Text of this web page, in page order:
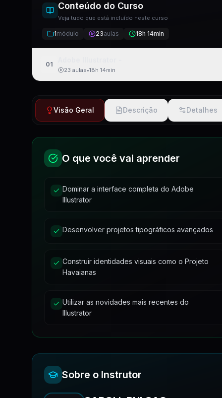
Conteúdo do Curso
Veja tudo que está incluído neste curso
1módulo 23aulas 18h 14min
01
23 aulas•18h 14min
Opcional Instalação dos Programas Adobe,
Como Funciona a Interface do Adobe Illustrator
Novidades do Illustrator
Trabalhando com Formas
Tendências do Design
Projeto Havaianas
Projetos Tipográficos
Como criar uma proposta de orçamento
Unidade 1 - Fundamentos do Design Gráfico
Visão Geral Descrição Detalhes
O que você vai aprender
Dominar a interface completa do Adobe
Illustrator
Desenvolver projetos tipográficos avançados
Construir identidades visuais como o Projeto
Havaianas
Utilizar as novidades mais recentes do
Illustrator
Sobre o Instrutor